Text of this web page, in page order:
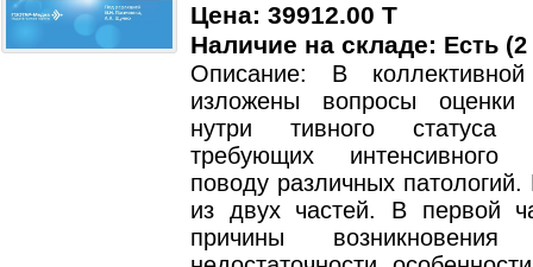
Цена: 39912.00 T
Наличие на складе: Есть
Описание: В
изложены вопросы оценки
нутри тивного
требующих
поводу различных патологий.
из двух частей. В первой
причины возникновения